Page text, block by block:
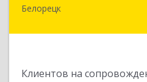
Белорецк
Клиентов на
453501,